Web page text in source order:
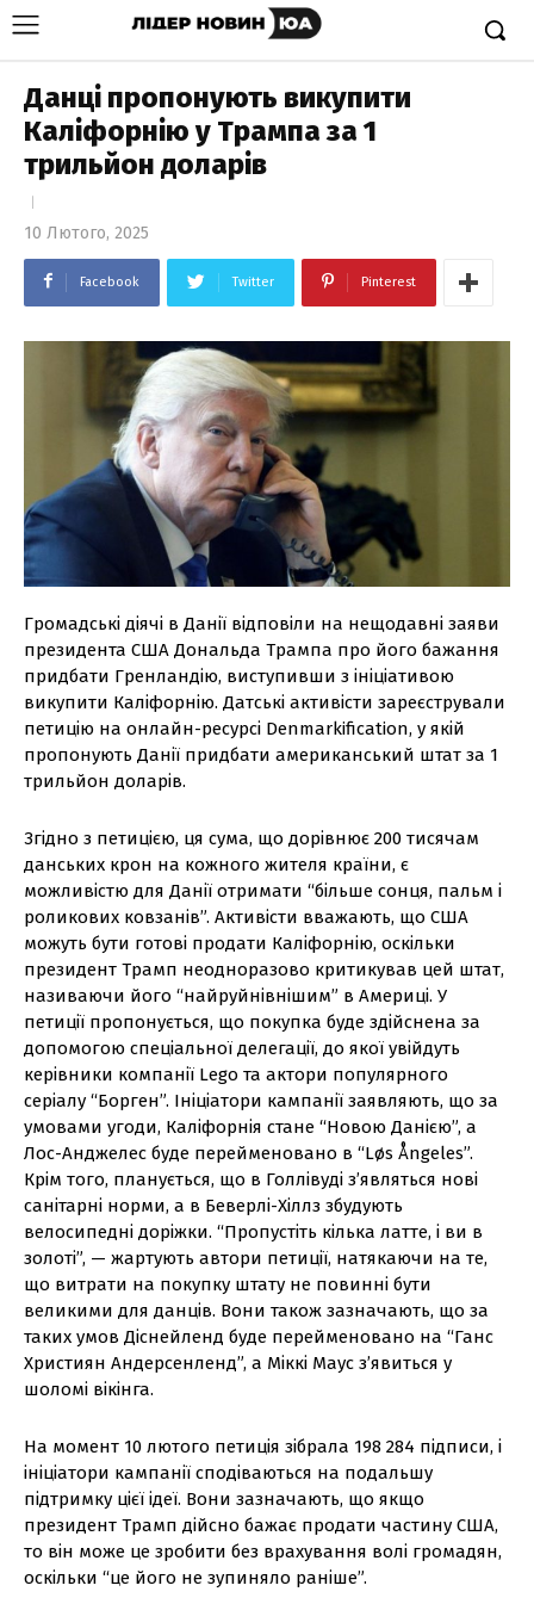
Данці пропонують викупити
Каліфорнію у Трампа за 1
трильйон доларів
10 Лютого, 2025
Facebook Twitter Pinterest
Громадські діячі в Данії відповіли на нещодавні заяви
президента США Дональда Трампа про його бажання
придбати Гренландію, виступивши з ініціативою
викупити Каліфорнію. Датські активісти зареєстрували
петицію на онлайн-ресурсі Denmarkification, у якій
пропонують Данії придбати американський штат за 1
трильйон доларів.
Згідно з петицією, ця сума, що дорівнює 200 тисячам
данських крон на кожного жителя країни, є
можливістю для Данії отримати “більше сонця, пальм і
роликових ковзанів”. Активісти вважають, що США
можуть бути готові продати Каліфорнію, оскільки
президент Трамп неодноразово критикував цей штат,
називаючи його “найруйнівнішим” в Америці. У
петиції пропонується, що покупка буде здійснена за
допомогою спеціальної делегації, до якої увійдуть
керівники компанії Lego та актори популярного
серіалу “Борген”. Ініціатори кампанії заявляють, що за
умовами угоди, Каліфорнія стане “Новою Данією”, а
Лос-Анджелес буде перейменовано в “Løs Ångeles”.
Крім того, планується, що в Голлівуді з’являться нові
санітарні норми, а в Беверлі-Хіллз збудують
велосипедні доріжки. “Пропустіть кілька латте, і ви в
золоті”, — жартують автори петиції, натякаючи на те,
що витрати на покупку штату не повинні бути
великими для данців. Вони також зазначають, що за
таких умов Діснейленд буде перейменовано на “Ганс
Християн Андерсенленд”, а Міккі Маус з’явиться у
шоломі вікінга.
На момент 10 лютого петиція зібрала 198 284 підписи, і
ініціатори кампанії сподіваються на подальшу
підтримку цієї ідеї. Вони зазначають, що якщо
президент Трамп дійсно бажає продати частину США,
то він може це зробити без врахування волі громадян,
оскільки “це його не зупиняло раніше”.